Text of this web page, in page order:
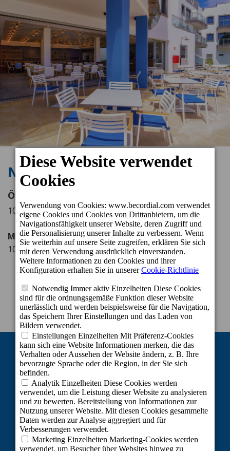
Neptuno Poolbar
Öffnungszeiten
10.30 - 17.00 Uhr
Mittagessen à la carte und Snacks
10.30 - 15.00 Uhr
ARBEITE MIT UNS